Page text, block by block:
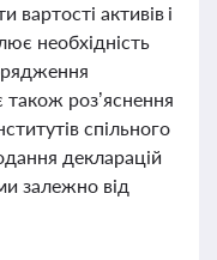
вартості активів і
необхідність
роз’яснення
спільного
декларацій
залежно від